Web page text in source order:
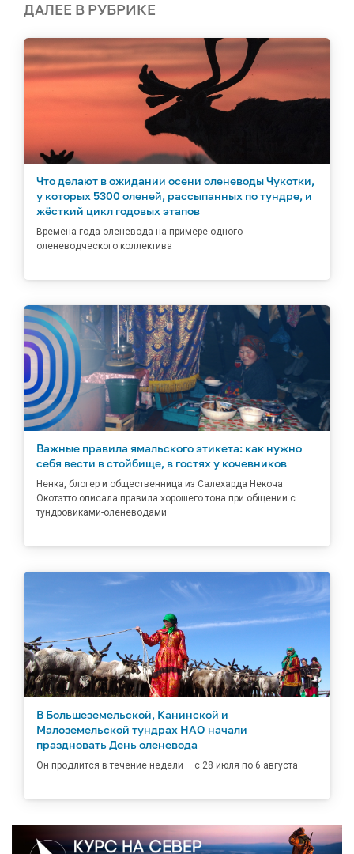
ДАЛЕЕ В РУБРИКЕ
Что делают в ожидании осени оленеводы Чукотки,
у которых 5300 оленей, рассыпанных по тундре, и
жёсткий цикл годовых этапов
Времена года оленевода на примере одного
оленеводческого коллектива
Важные правила ямальского этикета: как нужно
себя вести в стойбище, в гостях у кочевников
Ненка, блогер и общественница из Салехарда Некоча
Окотэтто описала правила хорошего тона при общении с
тундровиками-оленеводами
В Большеземельской, Канинской и
Малоземельской тундрах НАО начали
праздновать День оленевода
Он продлится в течение недели – с 28 июля по 6 августа